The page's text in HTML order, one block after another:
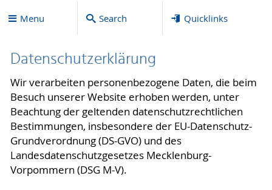
Menu Search Quicklinks
Datenschutzerklärung
Wir verarbeiten personenbezogene Daten, die beim
Besuch unserer Website erhoben werden, unter
Beachtung der geltenden datenschutzrechtlichen
Bestimmungen, insbesondere der EU-Datenschutz-
Grundverordnung (DS-GVO) und des
Landesdatenschutzgesetzes Mecklenburg-
Vorpommern (DSG M-V).